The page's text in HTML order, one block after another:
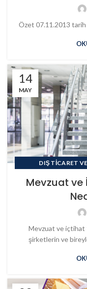
Özet 07.11.2013 tarih
14
MAY
DIŞ TICARET
Mevzuat ve
Mevzuat ve içtihat
şirketlerin ve